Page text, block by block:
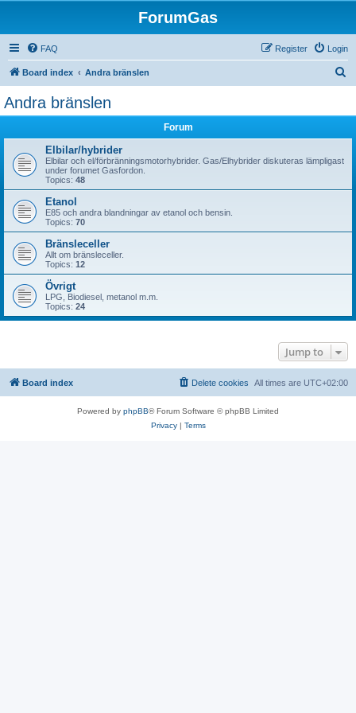
ForumGas
FAQ Login
Register
Board index Andra bränslen
Andra bränslen
Forum
Elbilar/hybrider
Elbilar och el/förbränningsmotorhybrider. Gas/Elhybrider diskuteras lämpligast
under forumet Gasfordon.
Topics: 48
Etanol
E85 och andra blandningar av etanol och bensin.
Topics: 70
Bränsleceller
Allt om bränsleceller.
Topics: 12
Övrigt
LPG, Biodiesel, metanol m.m.
Topics: 24
Jump to
Board index All times are UTC+02:00
Delete cookies
Powered by phpBB® Forum Software © phpBB Limited
Privacy| Terms